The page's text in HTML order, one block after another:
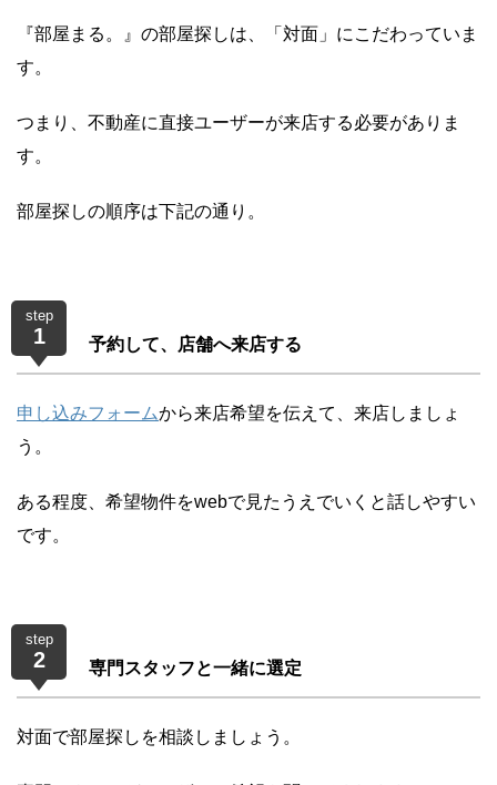
『部屋まる。』の部屋探しは、「対面」にこだわっていま
す。
つまり、不動産に直接ユーザーが来店する必要がありま
す。
部屋探しの順序は下記の通り。
step
1 予約して、店舗へ来店する
申し込みフォームから来店希望を伝えて、来店しましょ
う。
ある程度、希望物件をwebで見たうえでいくと話しやすい
です。
step
2 専門スタッフと一緒に選定
対面で部屋探しを相談しましょう。